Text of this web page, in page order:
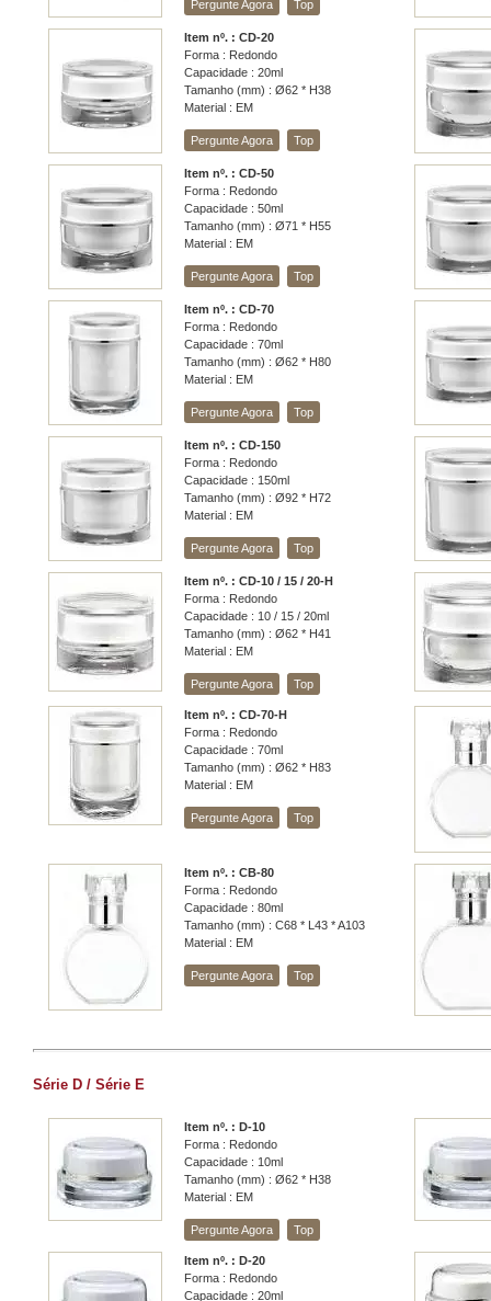
Pergunte Agora Top
Item nº. : CD-20
Forma : Redondo
Capacidade : 20ml
Tamanho (mm) : Ø62 * H38
Material : EM
Pergunte Agora Top
Item nº. : CD-50
Forma : Redondo
Capacidade : 50ml
Tamanho (mm) : Ø71 * H55
Material : EM
Pergunte Agora Top
Item nº. : CD-70
Forma : Redondo
Capacidade : 70ml
Tamanho (mm) : Ø62 * H80
Material : EM
Pergunte Agora Top
Item nº. : CD-150
Forma : Redondo
Capacidade : 150ml
Tamanho (mm) : Ø92 * H72
Material : EM
Pergunte Agora Top
Item nº. : CD-10 / 15 / 20-H
Forma : Redondo
Capacidade : 10 / 15 / 20ml
Tamanho (mm) : Ø62 * H41
Material : EM
Pergunte Agora Top
Item nº. : CD-70-H
Forma : Redondo
Capacidade : 70ml
Tamanho (mm) : Ø62 * H83
Material : EM
Pergunte Agora Top
Item nº. : CB-80
Forma : Redondo
Capacidade : 80ml
Tamanho (mm) : C68 * L43 * A103
Material : EM
Pergunte Agora Top
Série D / Série E
Item nº. : D-10
Forma : Redondo
Capacidade : 10ml
Tamanho (mm) : Ø62 * H38
Material : EM
Pergunte Agora Top
Item nº. : D-20
Forma : Redondo
Capacidade : 20ml